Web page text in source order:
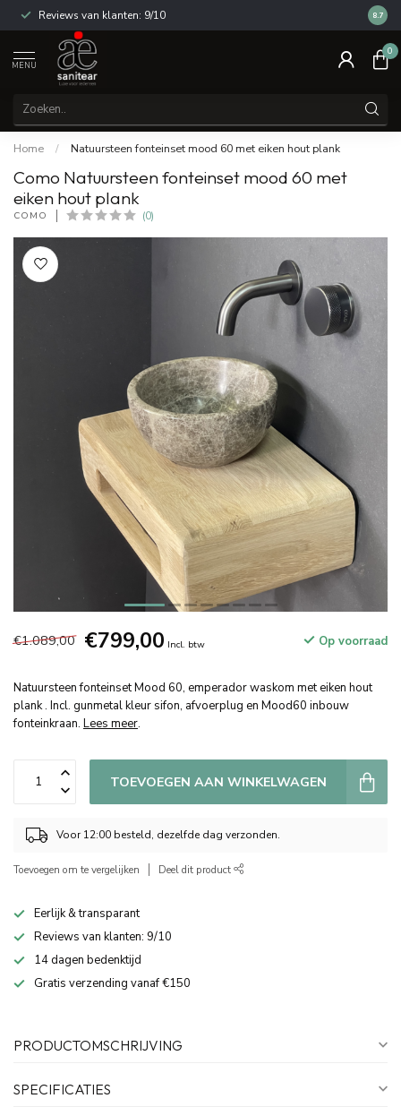
Reviews van klanten: 9/10 14
8.7
MENU
0
Home / Natuursteen fonteinset mood 60 met eiken hout plank
Como Natuursteen fonteinset mood 60 met
eiken hout plank
COMO (0)
€1.089,00 €799,00 Incl. btw Op voorraad
Natuursteen fonteinset Mood 60, emperador waskom met eiken hout
plank . Incl. gunmetal kleur sifon, afvoerplug en Mood60 inbouw
fonteinkraan. Lees meer.
TOEVOEGEN AAN WINKELWAGEN
Voor 12:00 besteld, dezelfde dag verzonden.
Toevoegen om te vergelijken Deel dit product
Eerlijk & transparant
Reviews van klanten: 9/10
14 dagen bedenktijd
Gratis verzending vanaf €150
PRODUCTOMSCHRIJVING
SPECIFICATIES